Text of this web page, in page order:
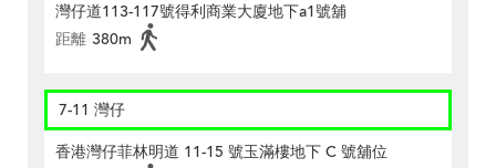
灣仔道113-117號得利商業大廈地下a1號舖
距離 380m
7-11 灣仔
香港灣仔菲林明道 11-15 號玉滿樓地下 C 號舖位